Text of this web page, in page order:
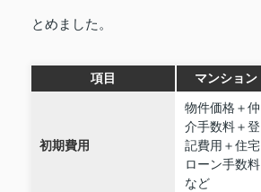
とめました。
項目 マンション
初期費用
物件価格＋仲
介手数料＋登
記費用＋住宅
ローン手数料
など